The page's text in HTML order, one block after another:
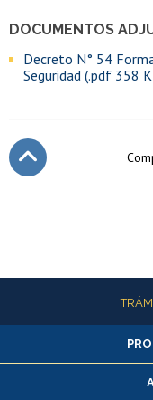
DOCUMENTOS
Decreto N° 54
Seguridad (.pdf 358
Más información